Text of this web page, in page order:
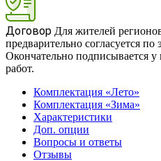
Договор Для жителей
предварительно согласуется по
Окончательно подписывается у
работ.
Комплектация «Лето»
Комплектация «Зима»
Характеристики
Доп. опции
Вопросы и ответы
Отзывы